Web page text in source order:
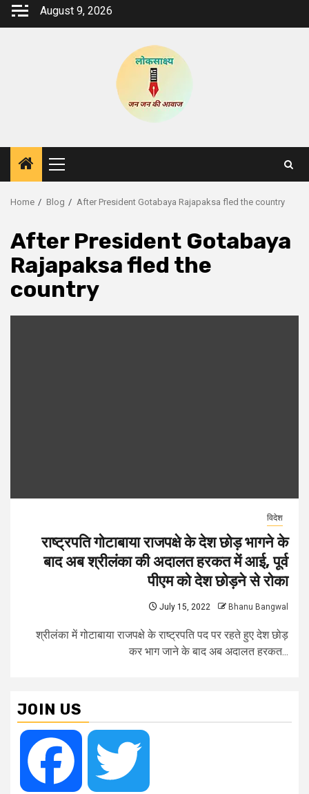
Skip
August 9, 2026
Primary
Menu
Home Blog After President Gotabaya Rajapaksa fled the country
After President Gotabaya
Rajapaksa fled the
country
विदेश
राष्ट्रपति गोटाबाया राजपक्षे के देश छोड़ भागने के
बाद अब श्रीलंका की अदालत हरकत में आई, पूर्व
पीएम को देश छोड़ने से रोका
July 15, 2022 Bhanu Bangwal
श्रीलंका में गोटाबाया राजपक्षे के राष्ट्रपति पद पर रहते हुए देश छोड़
कर भाग जाने के बाद अब अदालत हरकत...
JOIN US
Facebook